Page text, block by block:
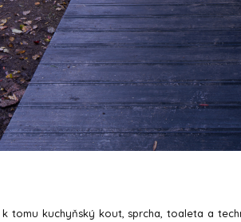
tomu kuchyňský kout, sprcha, toaleta a